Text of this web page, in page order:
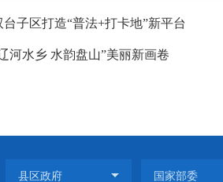
台子区打造“普法+打卡地”新平台
河水乡 水韵盘山”美丽新画卷